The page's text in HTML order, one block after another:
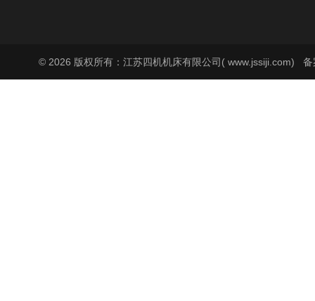
© 2026 版权所有：江苏四机机床有限公司( www.jssiji.com) 备